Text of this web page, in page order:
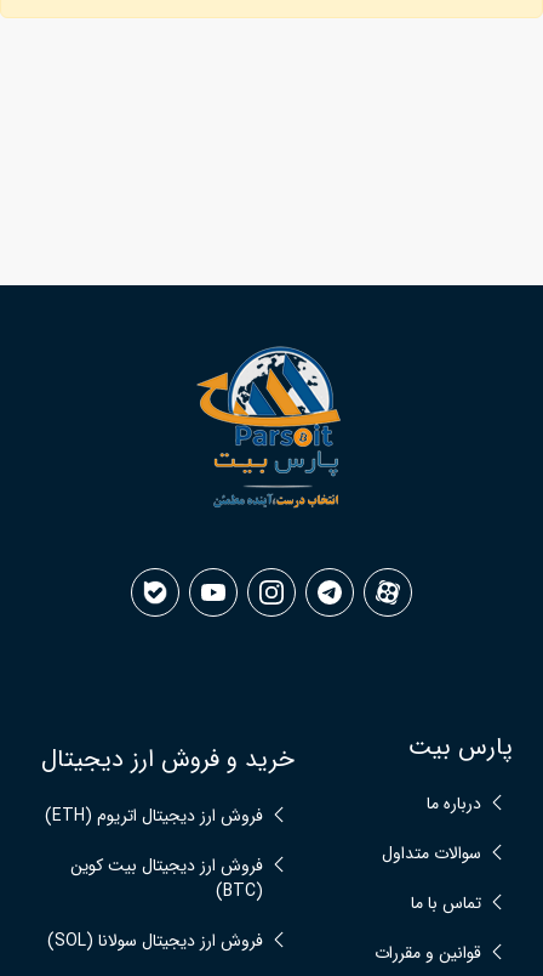
پارس بیت
درباره ما
سوالات متداول
تماس با ما
قوانین و مقررات
خرید و فروش ارز دیجیتال
فروش ارز دیجیتال اتریوم (ETH)
فروش ارز دیجیتال بیت کوین
(BTC)
فروش ارز دیجیتال سولانا (SOL)